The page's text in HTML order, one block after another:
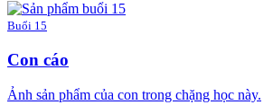
Buổi 15
Con cáo
Ảnh sản phẩm của con trong chặng học này.